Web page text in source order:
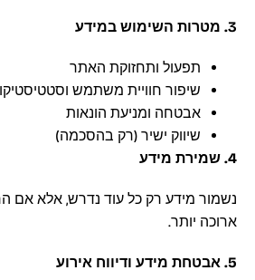
3. מטרות השימוש במידע
תפעול ותחזוקת האתר
שיפור חוויית משתמש
אבטחה ומניעת הונאות
שיווק ישיר (רק בהסכמה)
4. שמירת מידע
נשמור מידע רק כל עוד נדרש, אלא אם
ארוכה יותר.
5. אבטחת מידע ודיווח אירוע